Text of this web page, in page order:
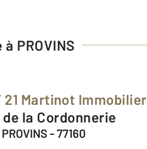
PROVINS
21 Martinot Immobilier
de la Cordonnerie
PROVINS - 77160